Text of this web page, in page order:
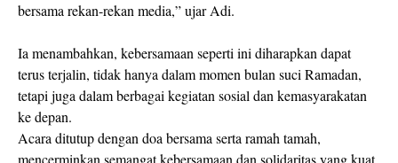
bersama rekan-rekan media,” ujar Adi.
Ia menambahkan, kebersamaan seperti ini diharapkan dapat
terus terjalin, tidak hanya dalam momen bulan suci Ramadan,
tetapi juga dalam berbagai kegiatan sosial dan kemasyarakatan
ke depan.
Acara ditutup dengan doa bersama serta ramah tamah,
mencerminkan semangat kebersamaan dan solidaritas yang kuat